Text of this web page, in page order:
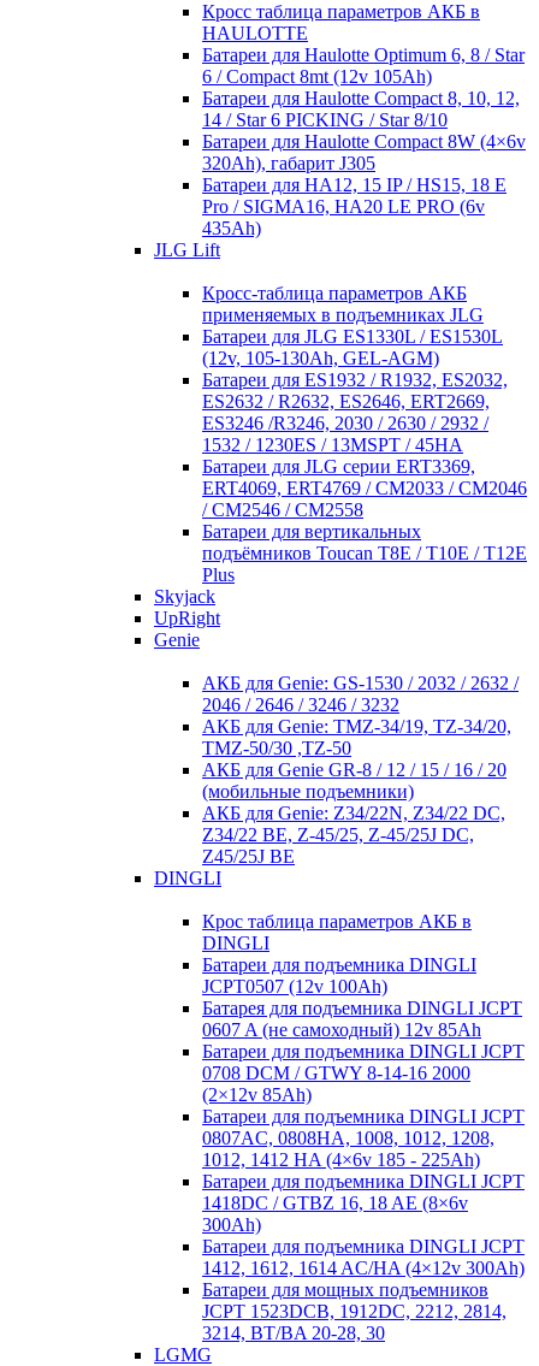
Кросc таблица параметров АКБ в
HAULOTTE
Батареи для Haulotte Optimum 6, 8 / Star
6 / Compact 8mt (12v 105Ah)
Батареи для Haulotte Compact 8, 10, 12,
14 / Star 6 PICKING / Star 8/10
Батареи для Haulotte Compact 8W (4×6v
320Ah), габарит J305
Батареи для HA12, 15 IP / HS15, 18 E
Pro / SIGMA16, HA20 LE PRO (6v
435Ah)
JLG Lift
Кросc-таблица параметров АКБ
применяемых в подъемниках JLG
Батареи для JLG ES1330L / ES1530L
(12v, 105-130Ah, GEL-AGM)
Батареи для ES1932 / R1932, ES2032,
ES2632 / R2632, ES2646, ERT2669,
ES3246 /R3246, 2030 / 2630 / 2932 /
1532 / 1230ES / 13MSPT / 45HA
Батареи для JLG серии ERT3369,
ERT4069, ERT4769 / CM2033 / CM2046
/ CM2546 / CM2558
Батареи для вертикальных
подъёмников Toucan T8E / T10E / T12E
Plus
Skyjack
UpRight
Genie
АКБ для Genie: GS-1530 / 2032 / 2632 /
2046 / 2646 / 3246 / 3232
АКБ для Genie: TMZ-34/19, TZ-34/20,
TMZ-50/30 ,TZ-50
АКБ для Genie GR-8 / 12 / 15 / 16 / 20
(мобильные подъемники)
АКБ для Genie: Z34/22N, Z34/22 DC,
Z34/22 BE, Z-45/25, Z-45/25J DC,
Z45/25J BE
DINGLI
Крос таблица параметров АКБ в
DINGLI
Батареи для подъемника DINGLI
JCPT0507 (12v 100Ah)
Батарея для подъемника DINGLI JCPT
0607 A (не самоходный) 12v 85Ah
Батареи для подъемника DINGLI JCPT
0708 DCM / GTWY 8-14-16 2000
(2×12v 85Ah)
Батареи для подъемника DINGLI JCPT
0807AC, 0808HA, 1008, 1012, 1208,
1012, 1412 HA (4×6v 185 - 225Ah)
Батареи для подъемника DINGLI JCPT
1418DC / GTBZ 16, 18 AE (8×6v
300Ah)
Батареи для подъемника DINGLI JCPT
1412, 1612, 1614 AC/HA (4×12v 300Ah)
Батареи для мощных подъемников
JCPT 1523DCB, 1912DC, 2212, 2814,
3214, BT/BA 20-28, 30
LGMG